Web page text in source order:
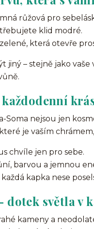
růžová pro
klid modré.
která otevře
jiný – stejně jako
Soma nejsou jen
je vaším
chvíle jen pro sebe.
barvou a jemnou
kapka nese
dotek světla v
kameny a